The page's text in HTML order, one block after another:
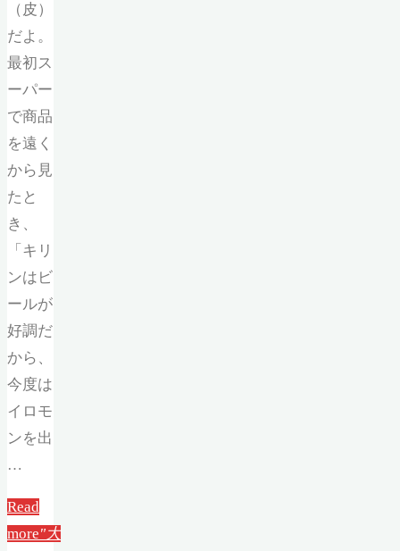
（皮）
だよ。
最初ス
ーパー
で商品
を遠く
から見
たと
き、
「キリ
ンはビ
ールが
好調だ
から、
今度は
イロモ
ンを出
…
Read
more"大